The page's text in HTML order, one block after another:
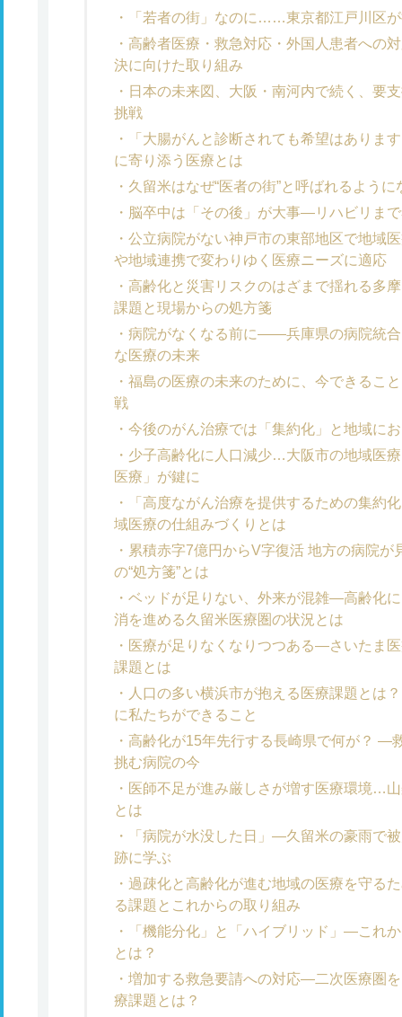
「若者の街」なのに……東京都江戸川区
高齢者医療・救急対応・外国人患者への
決に向けた取り組み
日本の未来図、大阪・南河内で続く、要
挑戦
「大腸がんと診断されても希望はありま
に寄り添う医療とは
久留米はなぜ“医者の街”と呼ばれるように
脳卒中は「その後」が大事―リハビリま
公立病院がない神戸市の東部地区で地域
や地域連携で変わりゆく医療ニーズに適応
高齢化と災害リスクのはざまで揺れる多
課題と現場からの処方箋
病院がなくなる前に――兵庫県の病院統
な医療の未来
福島の医療の未来のために、今できるこ
戦
今後のがん治療では「集約化」と地域に
少子高齢化に人口減少…大阪市の地域医
医療」が鍵に
「高度ながん治療を提供するための集約
域医療の仕組みづくりとは
累積赤字7億円からV字復活 地方の病院が
の“処方箋”とは
ベッドが足りない、外来が混雑―高齢化
消を進める久留米医療圏の状況とは
医療が足りなくなりつつある―さいたま
課題とは
人口の多い横浜市が抱える医療課題とは
に私たちができること
高齢化が15年先行する長崎県で何が？ ―
挑む病院の今
医師不足が進み厳しさが増す医療環境…
とは
「病院が水没した日」―久留米の豪雨で
跡に学ぶ
過疎化と高齢化が進む地域の医療を守る
る課題とこれからの取り組み
「機能分化」と「ハイブリッド」―これ
とは？
増加する救急要請への対応―二次医療圏
療課題とは？